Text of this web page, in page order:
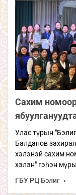
Сахим
Улас түрын
Балданов
хэлэнэй сахим
хэлэн" гэһэн
ГБУ РЦ Бэлиг